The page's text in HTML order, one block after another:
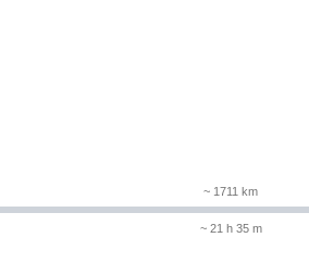
~ 1711 km
~ 21 h 35 m